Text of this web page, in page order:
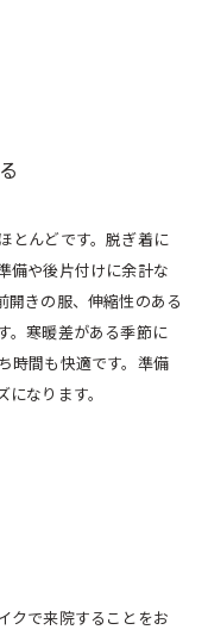
とんどです。脱ぎ着に
備や後片付けに余計な
開きの服、伸縮性のある
。寒暖差がある季節に
時間も快適です。準備
なります。
クで来院することをお